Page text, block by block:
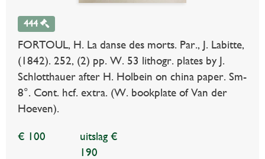
444
FORTOUL, H. La danse des morts. Par., J. Labitte,
(1842). 252, (2) pp. W. 53 lithogr. plates by J.
Schlotthauer after H. Holbein on china paper. Sm-
8°. Cont. hcf. extra. (W. bookplate of Van der
Hoeven).
€ 100
uitslag €
190